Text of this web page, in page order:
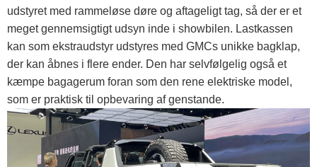
udstyret med rammeløse døre og aftageligt tag, så der er et
meget gennemsigtigt udsyn inde i showbilen. Lastkassen
kan som ekstraudstyr udstyres med GMCs unikke bagklap,
der kan åbnes i flere ender. Den har selvfølgelig også et
kæmpe bagagerum foran som den rene elektriske model,
som er praktisk til opbevaring af genstande.